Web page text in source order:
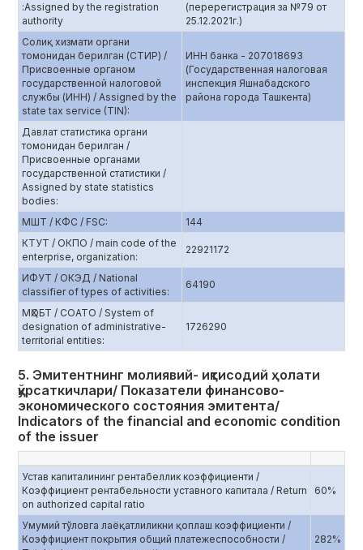
:Assigned by the registration
authority
(перерегистрация за №79 от
25.12.2021г.)
Солиқ хизмати органи
томонидан берилган (СТИР) /
Присвоенные органом
государственной налоговой
службы (ИНН) / Assigned by the
state tax service (TIN):
ИНН банка - 207018693
(Государственная налоговая
инспекция Яшнабадского
района города Ташкента)
Давлат статистика органи
томонидан берилган /
Присвоенные органами
государственной статистики /
Assigned by state statistics
bodies:
МШТ / КФС / FSC:
144
КТУТ / ОКПО / main code of the
enterprise, organization:
22921172
ИФУТ / ОКЭД / National
classifier of types of activities:
64190
МҲОБТ / СОАТО / System of
designation of administrative-
territorial entities:
1726290
5. Эмитентнинг молиявий- иқтисодий ҳолати
қўрсаткичлари/ Показатели финансово-
экономического состояния эмитента/
Indicators of the financial and economic condition
of the issuer
Устав капиталининг рентабеллик коэффициенти /
Коэффициент рентабельности уставного капитала / Return
on authorized capital ratio
60%
Умумий тўловга лаёқатлиликни қоплаш коэффициенти /
Коэффициент покрытия общий платежеспособности /
282%